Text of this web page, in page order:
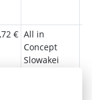
€ All in
Concept
Slowakei